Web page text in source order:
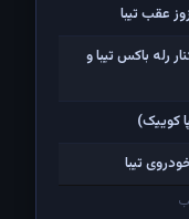
عقب تیبا
رله باکس تیبا و
تیبا